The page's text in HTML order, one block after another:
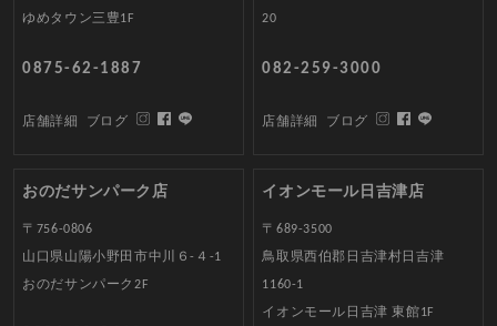
ゆめタウン三豊1F
0875-62-1887
店舗詳細 ブログ
20
082-259-3000
店舗詳細 ブログ
おのだサンパーク店
〒756-0806
山口県山陽小野田市中川６-４-1
おのだサンパーク2F
イオンモール日吉津店
〒689-3500
鳥取県西伯郡日吉津村日吉津
1160-1
イオンモール日吉津 東館1F